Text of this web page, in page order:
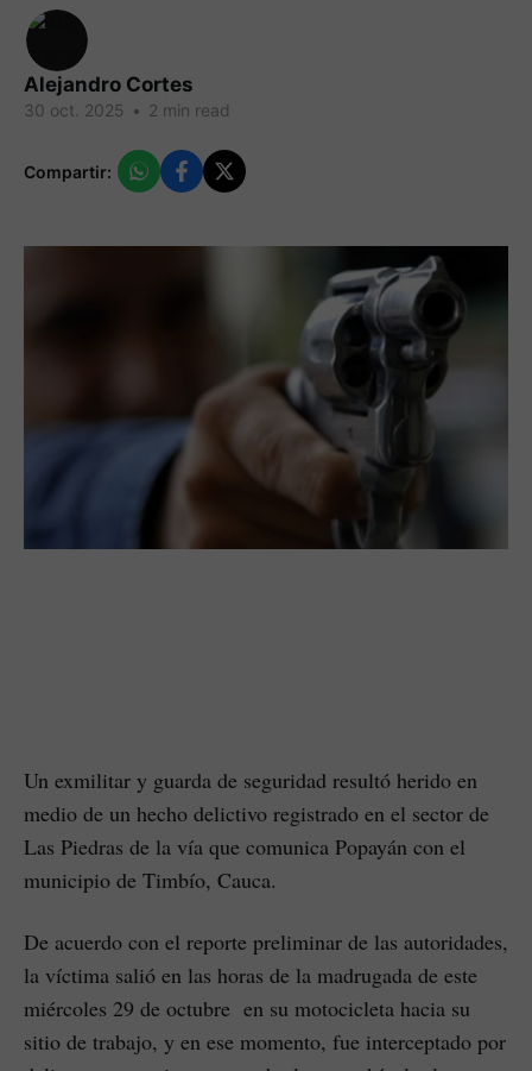
Alejandro Cortes
30 oct. 2025 • 2 min read
Compartir:
Un exmilitar y guarda de seguridad resultó herido en
medio de un hecho delictivo registrado en el sector de
Las Piedras de la vía que comunica Popayán con el
municipio de Timbío, Cauca.
De acuerdo con el reporte preliminar de las autoridades,
la víctima salió en las horas de la madrugada de este
miércoles 29 de octubre en su motocicleta hacia su
sitio de trabajo, y en ese momento, fue interceptado por